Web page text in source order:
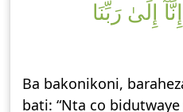
إِلَىٰ رَبِّنَا
Ba bakonikoni,
bati: “Nta co